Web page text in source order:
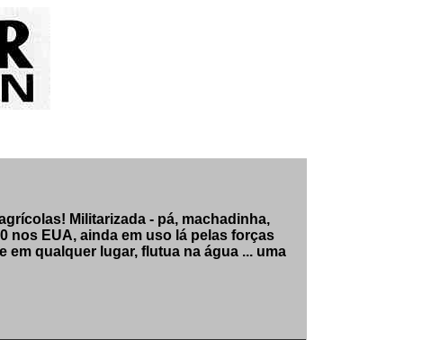
Militarizada - pá, machadinha,
nos EUA, ainda em uso lá pelas forças
qualquer lugar, flutua na água ... uma